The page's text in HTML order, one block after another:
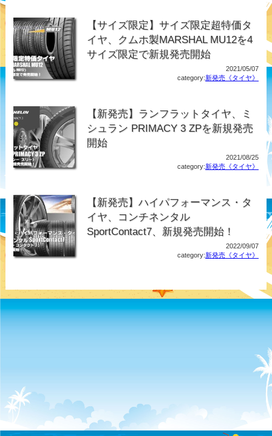
【サイズ限定】サイズ限定超特価タ
イヤ、クムホ製MARSHAL MU12を4
サイズ限定で新規発売開始
2021/05/07
category:新発売《タイヤ》
【新発売】ランフラットタイヤ、ミ
シュラン PRIMACY 3 ZPを新規発売
開始
2021/08/25
category:新発売《タイヤ》
【新発売】ハイパフォーマンス・タ
イヤ、コンチネンタル
SportContact7、新規発売開始！
2022/09/07
category:新発売《タイヤ》